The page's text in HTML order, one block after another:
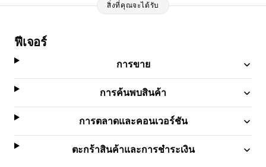
สิ่งที่คุณจะได้รับ
ฟีเจอร์
การขาย
การค้นพบสินค้า
การตลาดและคอนเวอร์ชัน
ตะกร้าสินค้าและการชำระเงิน